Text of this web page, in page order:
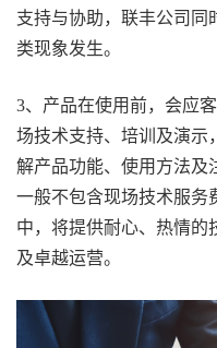
支持与协助，联丰公司同
类现象发生。
3、产品在使用前，会应
场技术支持、培训及演示
解产品功能、使用方法及
一般不包含现场技术服务
中，将提供耐心、热情的
及卓越运营。